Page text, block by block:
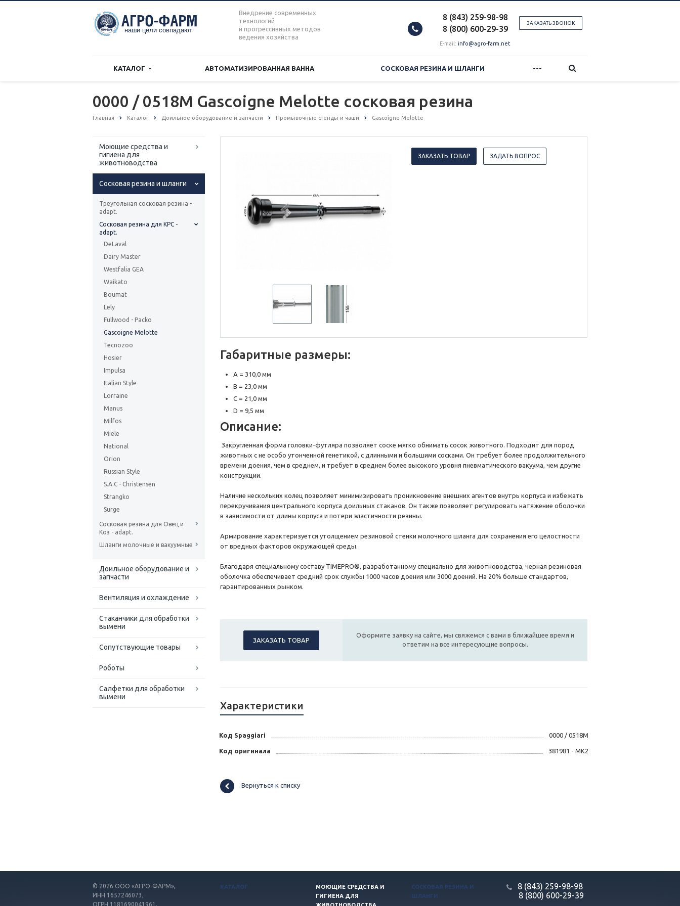
Внедрение современных
технологий
и прогрессивных методов
ведения хозяйства
ЗАКАЗАТЬ ЗВОНОК
8 (843) 259-98-98
8 (800) 600-29-39
E-mail: info@agro-farm.net
КАТАЛОГ АВТОМАТИЗИРОВАННАЯ ВАННА СОСКОВАЯ РЕЗИНА И ШЛАНГИ ...
0000 / 0518M Gascoigne Melotte сосковая резина
Главная Каталог Доильное оборудование и запчасти Промывочные стенды и чаши Gascoigne Melotte
Моющие средства и
гигиена для
животноводства
Сосковая резина и шланги
Треугольная сосковая резина -
adapt.
Сосковая резина для КРС -
adapt.
DeLaval
Dairy Master
Westfalia GEA
Waikato
Boumat
Lely
Fullwood - Packo
Gascoigne Melotte
Tecnozoo
Hosier
Impulsa
Italian Style
Lorraine
Manus
Milfos
Miele
National
Orion
Russian Style
S.A.C - Christensen
Strangko
Surge
Сосковая резина для Овец и
Коз - adapt.
Шланги молочные и вакуумные
Доильное оборудование и
запчасти
Вентиляция и охлаждение
Стаканчики для обработки
вымени
Сопутствующие товары
Роботы
Салфетки для обработки
вымени
ЗАКАЗАТЬ ТОВАР ЗАДАТЬ ВОПРОС
Габаритные размеры:
A = 310,0 мм
B = 23,0 мм
C = 21,0 мм
D = 9,5 мм
Описание:
Закругленная форма головки-футляра позволяет соске мягко обнимать сосок животного. Подходит для пород
животных с не особо утонченной генетикой, с длинными и большими сосками. Он требует более продолжительного
времени доения, чем в среднем, и требует в среднем более высокого уровня пневматического вакуума, чем другие
конструкции.
Наличие нескольких колец позволяет минимизировать проникновение внешних агентов внутрь корпуса и избежать
перекручивания центрального корпуса доильных стаканов. Он также позволяет регулировать натяжение оболочки
в зависимости от длины корпуса и потери эластичности резины.
Армирование характеризуется утолщением резиновой стенки молочного шланга для сохранения его целостности
от вредных факторов окружающей среды.
Благодаря специальному составу TIMEPRO®, разработанному специально для животноводства, черная резиновая
оболочка обеспечивает средний срок службы 1000 часов доения или 3000 доений. На 20% больше стандартов,
гарантированных рынком.
ЗАКАЗАТЬ ТОВАР
Оформите заявку на сайте, мы свяжемся с вами в ближайшее время и
ответим на все интересующие вопросы.
Характеристики
Код Spaggiari 0000 / 0518M
Код оригинала 381981 - MK2
Вернуться к списку
© 2026 ООО «АГРО-ФАРМ»,
ИНН 1657246073,
ОГРН 1181690041961.
КАТАЛОГ
МОЮЩИЕ СРЕДСТВА И
ГИГИЕНА ДЛЯ
СОСКОВАЯ РЕЗИНА И
ШЛАНГИ
8 (843) 259-98-98
8 (800) 600-29-39